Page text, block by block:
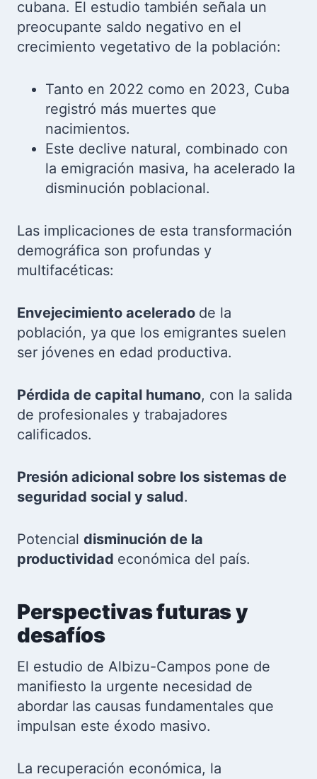
cubana. El estudio también señala un
preocupante saldo negativo en el
crecimiento vegetativo de la población:
Tanto en 2022 como en 2023, Cuba
registró más muertes que
nacimientos.
Este declive natural, combinado con
la emigración masiva, ha acelerado la
disminución poblacional.
Las implicaciones de esta transformación
demográfica son profundas y
multifacéticas:
Envejecimiento acelerado de la
población, ya que los emigrantes suelen
ser jóvenes en edad productiva.
Pérdida de capital humano, con la salida
de profesionales y trabajadores
calificados.
Presión adicional sobre los sistemas de
seguridad social y salud.
Potencial disminución de la
productividad económica del país.
Perspectivas futuras y
desafíos
El estudio de Albizu-Campos pone de
manifiesto la urgente necesidad de
abordar las causas fundamentales que
impulsan este éxodo masivo.
La recuperación económica, la